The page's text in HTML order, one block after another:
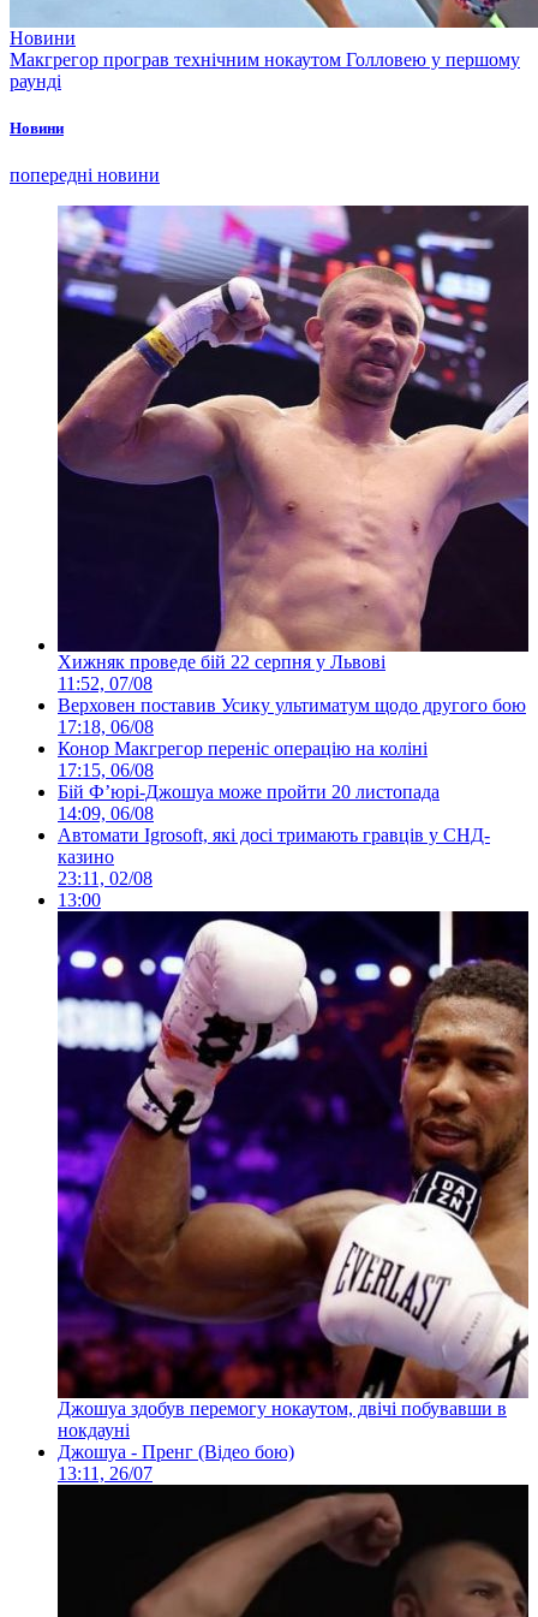
Новини
Макгрегор програв технічним нокаутом Голловею у першому
раунді
Новини
попередні новини
Хижняк проведе бій 22 серпня у Львові
11:52, 07/08
Верховен поставив Усику ультиматум щодо другого бою
17:18, 06/08
Конор Макгрегор переніс операцію на коліні
17:15, 06/08
Бій Ф’юрі-Джошуа може пройти 20 листопада
14:09, 06/08
Автомати Igrosoft, які досі тримають гравців у СНД-
казино
23:11, 02/08
13:00
Джошуа здобув перемогу нокаутом, двічі побувавши в
нокдауні
Джошуа - Пренг (Відео бою)
13:11, 26/07